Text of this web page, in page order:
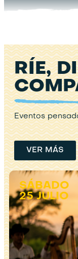
RÍE,
Eventos
VER MÁS
SÁBADO
25 JULIO